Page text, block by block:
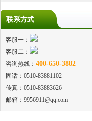
联系方式
客服一：
客服二：
咨询热线： 400-650-3882
固话：0510-83881102
传真：0510-83883626
邮箱：9956911@qq.com